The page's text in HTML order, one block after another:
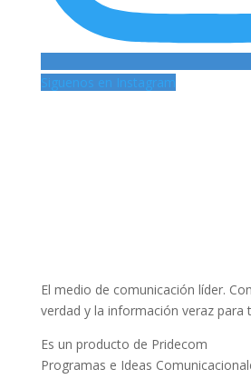
Siguenos en Instagram
El medio de comunicación líder.
verdad y la información veraz para
Es un producto de Pridecom
Programas e Ideas